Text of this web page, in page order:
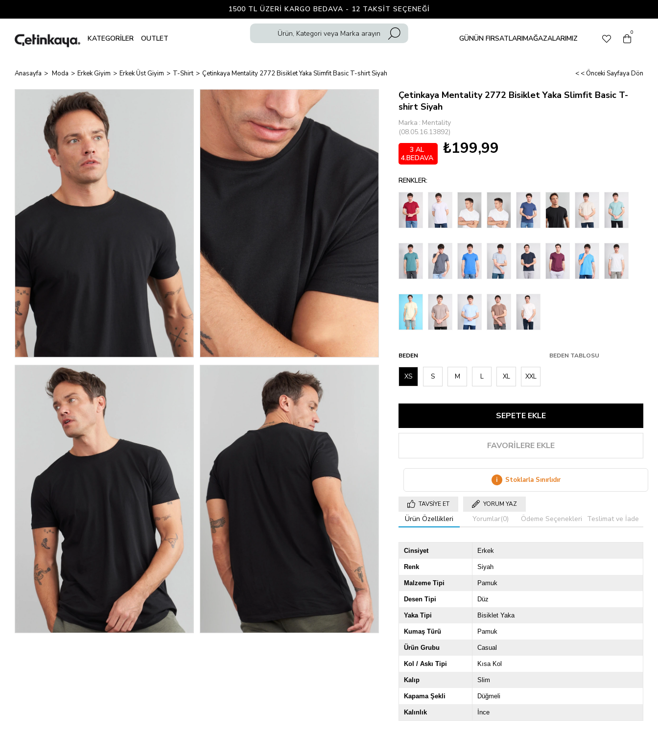
1500 TL ÜZERI KARGO BEDAVA - 12 TAKSIT SEÇENEĞI
GÜNÜN FIRSATLARIMAĞAZALARIMIZ
0
Anasayfa Moda Erkek Giyim Erkek Üst Giyim T-Shirt Çetinkaya Mentality 2772 Bisiklet Yaka Slimfit Basic T-shirt Siyah < < Önceki Sayfaya Dön
Çetinkaya Mentality 2772 Bisiklet Yaka Slimfit Basic T-
shirt Siyah
Marka : Mentality
(08.05.16.13892)
₺199,99
3 AL
4.BEDAVA
RENKLER:
BEDEN BEDEN TABLOSU
XS S M L XL XXL
FAVORILERE EKLE
i Stoklarla Sınırlıdır
TAVSIYE ET YORUM YAZ
Ürün Özellikleri Yorumlar(0) Ödeme Seçenekleri Teslimat ve İade
Cinsiyet Erkek
Renk Siyah
Malzeme Tipi Pamuk
Desen Tipi Düz
Yaka Tipi Bisiklet Yaka
Kumaş Türü Pamuk
Ürün Grubu Casual
Kol / Askı Tipi Kısa Kol
Kalıp Slim
Kapama Şekli Düğmeli
Kalınlık İnce